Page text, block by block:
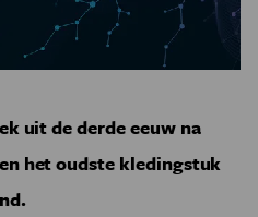
uit de derde eeuw na
het oudste kledingstuk